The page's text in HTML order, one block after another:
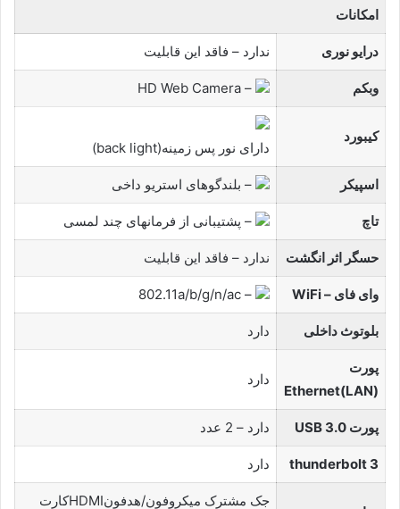
امکانات
درایو نوری ندارد – فاقد این قابلیت
وبکم – HD Web Camera
کیبورد
دارای نور پس زمینه(back light)
اسپیکر – بلندگوهای استریو داخی
تاچ – پشتیبانی از فرمانهای چند لمسی
حسگر اثر انگشت ندارد – فاقد این قابلیت
وای فای – WiFi – 802.11a/b/g/n/ac
بلوتوث داخلی دارد
پورت
Ethernet(LAN)
دارد
پورت USB 3.0 دارد – 2 عدد
thunderbolt 3 دارد
جک مشترک میکروفون/هدفونHDMIکارت